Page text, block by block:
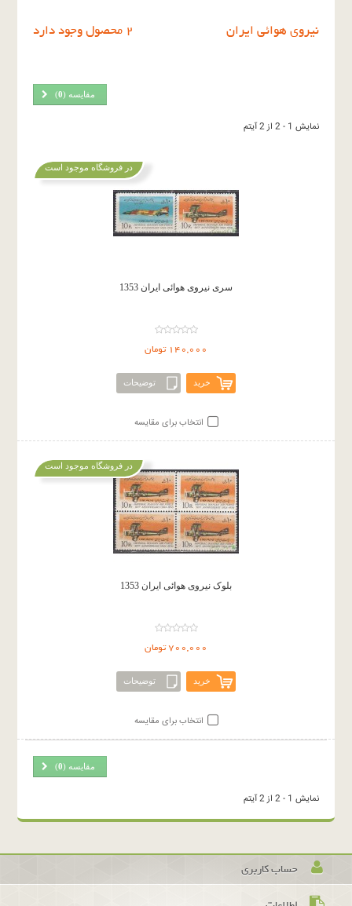
نیروی هوائی ایران 2 محصول وجود دارد
مقایسه (0
)
نمایش 1 - 2 از 2 آیتم
سری نیروی هوائی ایران 1353
140,000 تومان
خرید توضیحات
در فروشگاه موجود است
انتخاب برای مقایسه
بلوک نیروی هوائی ایران 1353
700,000 تومان
خرید توضیحات
در فروشگاه موجود است
انتخاب برای مقایسه
مقایسه (0
)
نمایش 1 - 2 از 2 آیتم
حساب کاربری